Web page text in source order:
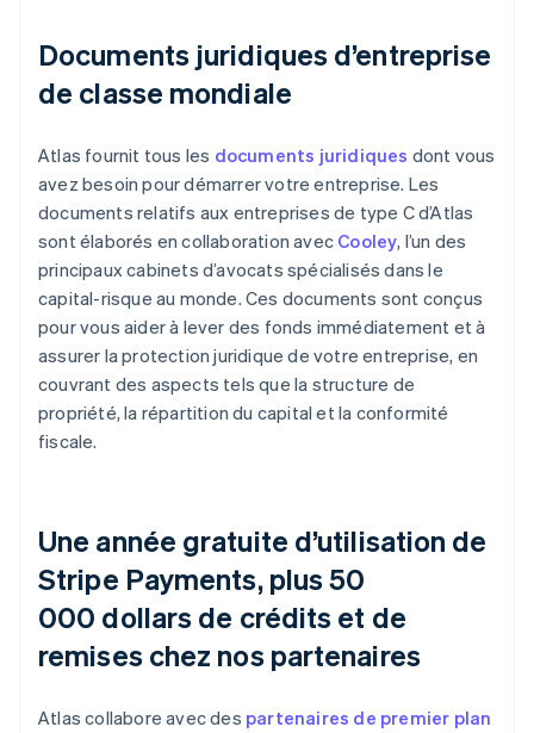
Documents juridiques d’entreprise
de classe mondiale
Atlas fournit tous les documents juridiques dont vous
avez besoin pour démarrer votre entreprise. Les
documents relatifs aux entreprises de type C d’Atlas
sont élaborés en collaboration avec Cooley, l’un des
principaux cabinets d’avocats spécialisés dans le
capital-risque au monde. Ces documents sont conçus
pour vous aider à lever des fonds immédiatement et à
assurer la protection juridique de votre entreprise, en
couvrant des aspects tels que la structure de
propriété, la répartition du capital et la conformité
fiscale.
Une année gratuite d’utilisation de
Stripe Payments, plus 50
000 dollars de crédits et de
remises chez nos partenaires
Atlas collabore avec des partenaires de premier plan